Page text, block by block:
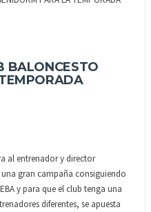
BALONCESTO
al entrenador y director
gran campaña consiguiendo
y para que el club tenga una
diferentes, se apuesta